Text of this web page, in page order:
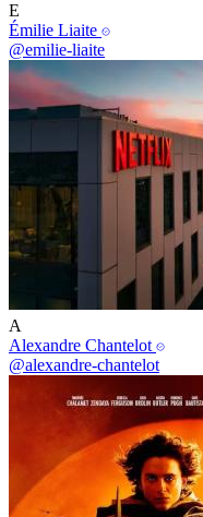
E
Émilie Liaite
@emilie-liaite
A
Alexandre Chantelot
@alexandre-chantelot